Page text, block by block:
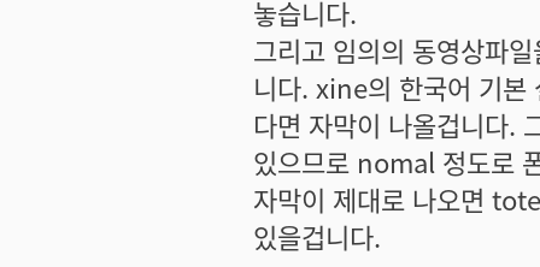
놓습니다.
그리고 임의의 동영상파
니다. xine의 한국어 기
다면 자막이 나올겁니다.
있으므로 nomal 정도로
자막이 제대로 나오면
있을겁니다.